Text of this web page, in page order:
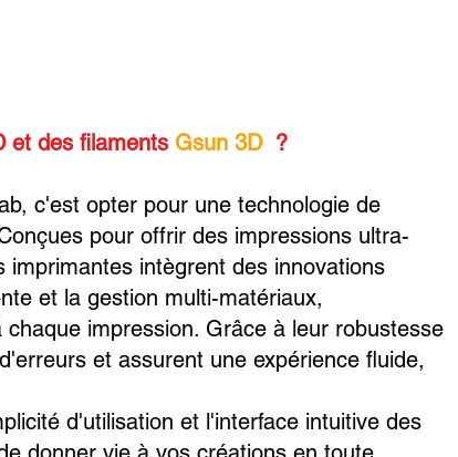
et des filaments Gsun 3D?
c'est opter pour une technologie de
pour offrir des impressions ultra-
intègrent des innovations
et la gestion multi-matériaux,
impression. Grâce à leur robustesse
et assurent une expérience fluide,
d'utilisation et l'interface intuitive des